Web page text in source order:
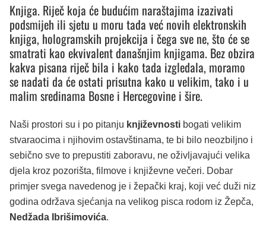
Knjiga. Riječ koja će budućim naraštajima izazivati
podsmijeh ili sjetu u moru tada već novih elektronskih
knjiga, hologramskih projekcija i čega sve ne, što će se
smatrati kao ekvivalent današnjim knjigama. Bez obzira
kakva pisana riječ bila i kako tada izgledala, moramo
se nadati da će ostati prisutna kako u velikim, tako i u
malim sredinama Bosne i Hercegovine i šire.
Naši prostori su i po pitanju književnosti bogati velikim
stvaraocima i njihovim ostavštinama, te bi bilo neozbiljno i
sebično sve to prepustiti zaboravu, ne oživljavajući velika
djela kroz pozorišta, filmove i književne večeri. Dobar
primjer svega navedenog je i žepački kraj, koji već duži niz
godina održava sjećanja na velikog pisca rodom iz Žepča,
Nedžada Ibrišimovića.